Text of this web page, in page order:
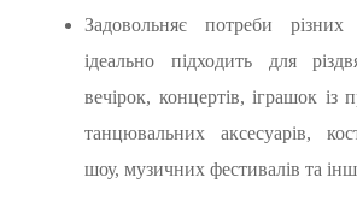
Задовольняє потреби
ідеально підходить для
вечірок, концертів, іграшок
танцювальних аксесуарів,
шоу, музичних фестивалів та